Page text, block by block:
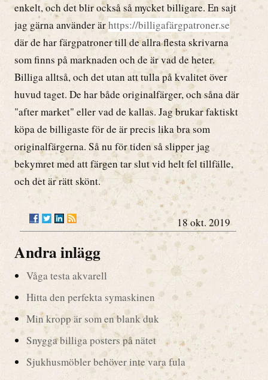
enkelt, och det blir också så mycket billigare. En sajt
jag gärna använder ärhttps://billigafärgpatroner.se
där de har färgpatroner till de allra flesta skrivarna
som finns på marknaden och de är vad de heter.
Billiga alltså, och det utan att tulla på kvalitet över
huvud taget. De har både originalfärger, och såna där
"after market" eller vad de kallas. Jag brukar faktiskt
köpa de billigaste för de är precis lika bra som
originalfärgerna. Så nu för tiden så slipper jag
bekymret med att färgen tar slut vid helt fel tillfälle,
och det är rätt skönt.
18 okt. 2019
Andra inlägg
Våga testa akvarell
Hitta den perfekta symaskinen
Min kropp är som en blank duk
Snygga billiga posters på nätet
Sjukhusmöbler behöver inte vara fula